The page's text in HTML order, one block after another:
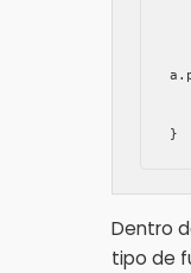
Dentro
tipo de